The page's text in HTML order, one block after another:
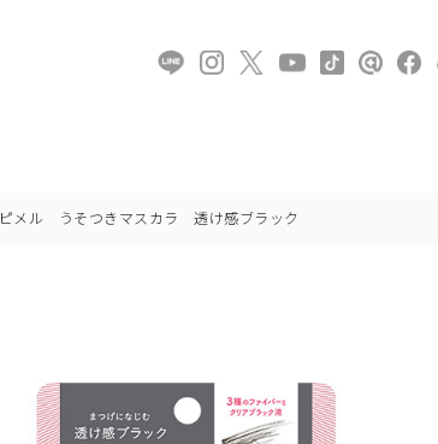
ピメル うそつきマスカラ 透け感ブラック